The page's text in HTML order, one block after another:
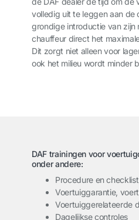
volledig uit te leggen aan de
grondige introductie van zijn
chauffeur direct het
Dit zorgt niet alleen voor
ook het milieu wordt minder
DAF trainingen voor
onder andere:
Procedure en
Voertuiggarantie,
Voertuiggerelateerde
Dagelijkse controles